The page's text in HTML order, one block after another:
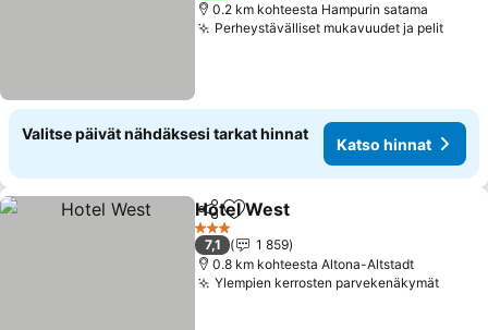
0.2 km kohteesta Hampurin satama
Perheystävälliset mukavuudet ja pelit
Valitse päivät nähdäksesi tarkat hinnat
Katso hinnat
Jaa Lisää suosikkeihin
Hotel West
3 Tähtiluokitus
7,1
1 859
0.8 km kohteesta Altona-Altstadt
Ylempien kerrosten parvekenäkymät